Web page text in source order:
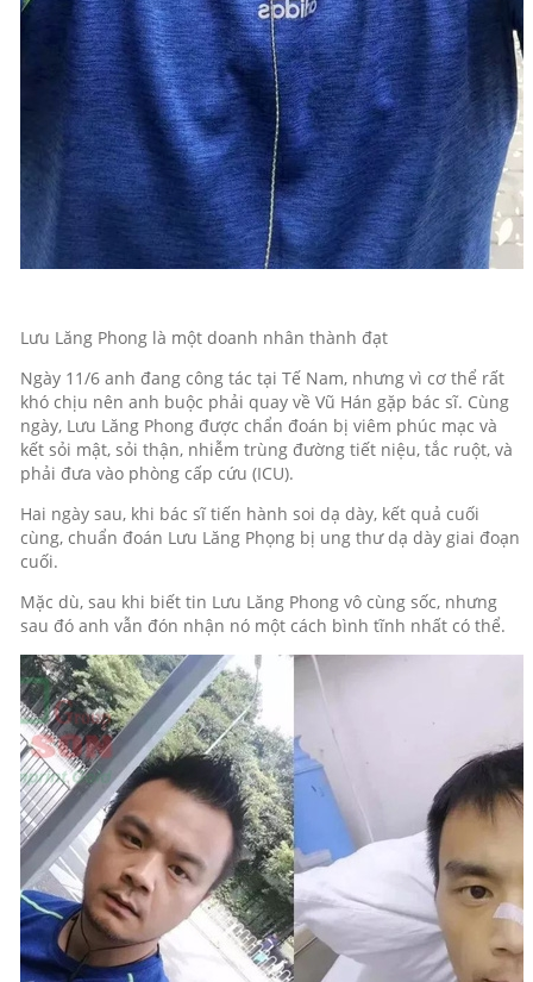
Lưu Lăng Phong là một doanh nhân thành đạt
Ngày 11/6 anh đang công tác tại Tế Nam, nhưng vì cơ thể rất
khó chịu nên anh buộc phải quay về Vũ Hán gặp bác sĩ. Cùng
ngày, Lưu Lăng Phong được chẩn đoán bị viêm phúc mạc và
kết sỏi mật, sỏi thận, nhiễm trùng đường tiết niệu, tắc ruột, và
phải đưa vào phòng cấp cứu (ICU).
Hai ngày sau, khi bác sĩ tiến hành soi dạ dày, kết quả cuối
cùng, chuẩn đoán Lưu Lăng Phọng bị ung thư dạ dày giai đoạn
cuối.
Mặc dù, sau khi biết tin Lưu Lăng Phong vô cùng sốc, nhưng
sau đó anh vẫn đón nhận nó một cách bình tĩnh nhất có thể.